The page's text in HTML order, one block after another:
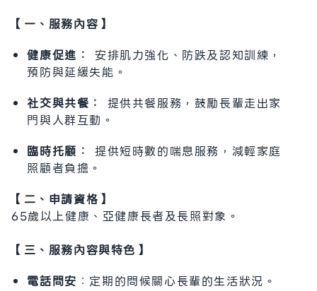
【一、服務內容】
健康促進： 安排肌力強化、防跌及認知訓練，
預防與延緩失能。
社交與共餐：
提供共餐服務，鼓勵長輩走出家
門與人群互動。
臨時托顧： 提供短時數的喘息服務，減輕家庭
照顧者負擔。
【二、申請資格】
65歲以上健康、亞健康長者及長照對象。
【三、服務內容與特色】
電話問安 ：定期的問候關心長輩的生活狀況。